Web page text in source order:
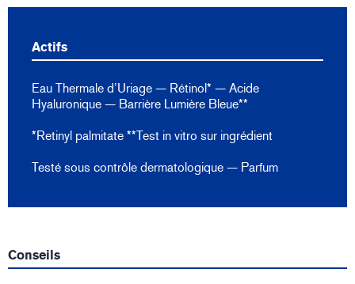
Actifs
Eau Thermale d’Uriage — Rétinol* — Acide
Hyaluronique — Barrière Lumière Bleue**
*Retinyl palmitate **Test in vitro sur ingrédient
Testé sous contrôle dermatologique — Parfum
Conseils